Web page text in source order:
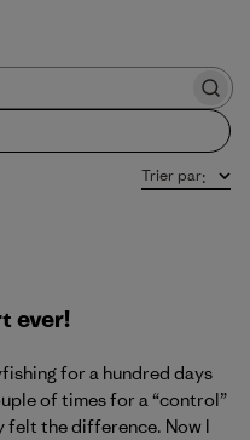
Trier par:
ever!
for a hundred days
of times for a “control”
felt the difference. Now I